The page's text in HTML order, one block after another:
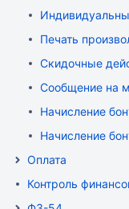
Печать
Скидочные
Сообщение на
Начисление
Начисление
Оплата
Контроль